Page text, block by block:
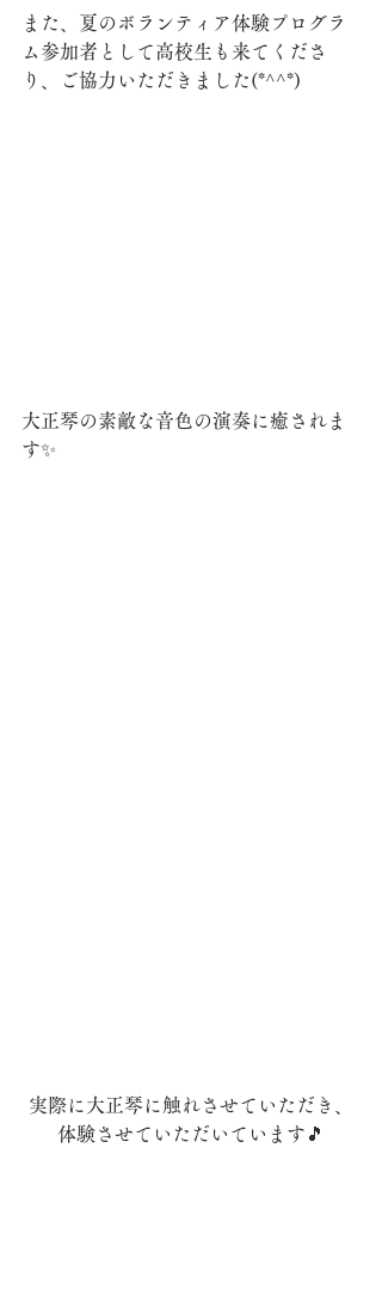
また、夏のボランティア体験プログラ
ム参加者として高校生も来てくださ
り、ご協力いただきました(*^^*)
大正琴の素敵な音色の演奏に癒されま
す✨
実際に大正琴に触れさせていただき、
体験させていただいています🎵